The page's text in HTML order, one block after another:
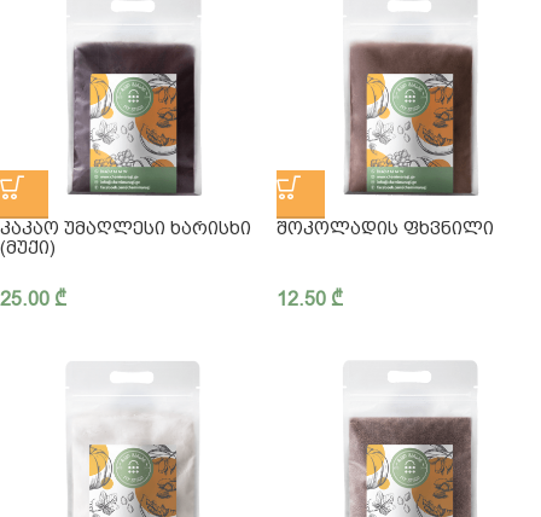
ᲙᲐᲙᲐᲝ ᲣᲛᲐᲦᲚᲔᲡᲘ ᲮᲐᲠᲘᲡᲮᲘ
(ᲛᲣᲥᲘ)
25.00 ₾
ᲨᲝᲙᲝᲚᲐᲓᲘᲡ ᲤᲮᲕᲜᲘᲚᲘ
12.50 ₾